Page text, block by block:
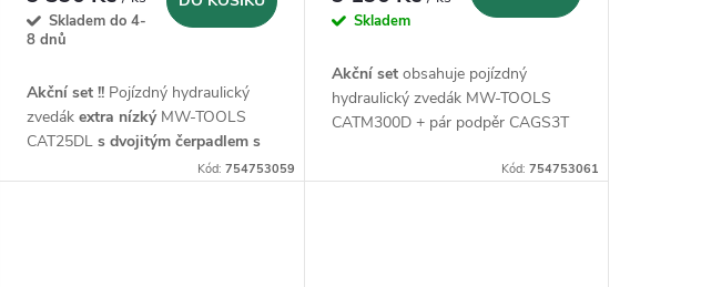
Skladem do 4-
8 dnů
Akční set !! Pojízdný hydraulický
zvedákextra nízkýMW-TOOLS
CAT25DLs dvojitým čerpadlem s
2ks podpěr
Kód: 754753059
Skladem
Akční setobsahuje pojízdný
hydraulický zvedák MW-TOOLS
CATM300D + pár podpěr CAGS3T
Kód: 754753061